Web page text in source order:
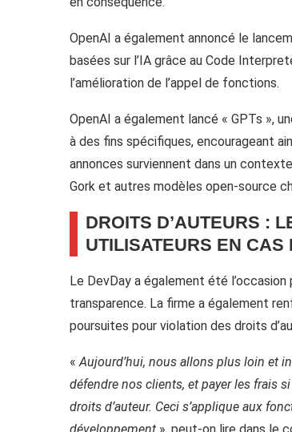
OpenAI a également annoncé le
basées sur l’IA grâce au Code
l’amélioration de l’appel de fonctions.
OpenAI a également lancé « GPTs »,
à des fins spécifiques, encourageant
annonces surviennent dans un
Gork et autres modèles open-source
DROITS D’AUTEURS :
UTILISATEURS EN CAS
Le DevDay a également été
transparence. La firme a également
poursuites pour violation des droits
«Aujourd’hui, nous allons plus loin et
défendre nos clients, et payer les frais
droits d’auteur. Ceci s’applique aux